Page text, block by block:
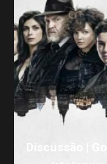
Discussão |